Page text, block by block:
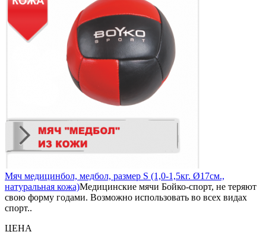
Мяч медицинбол, медбол, размер S (1,0-1,5кг. Ø17см.,
натуральная кожа)Медицинские мячи Бойко-спорт, не теряют
свою форму годами. Возможно использовать во всех видах
спорт..
ЦЕНА